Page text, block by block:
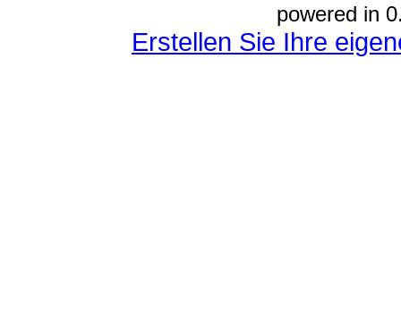
powered in
Erstellen Sie Ihre